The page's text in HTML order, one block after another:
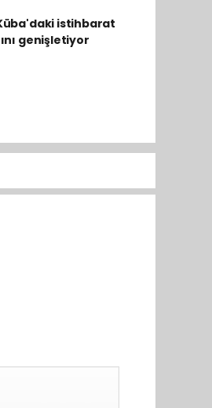
istihbarat
genişletiyor